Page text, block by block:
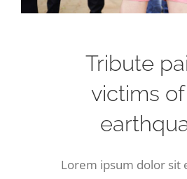
Tribute
victims
Lorem ipsum dolor sit